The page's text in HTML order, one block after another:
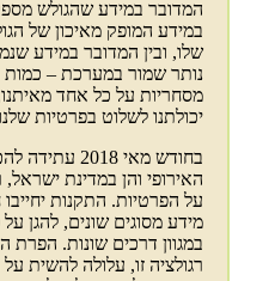
המדובר במידע שהגולש
במידע המופק מאיכון של
שלו, ובין המדובר במידע
נותר שמור במערכת – כמות
מסחריות על כל אחד
יכולתנו לשלוט בפרטיות
בחודש מאי
האירופי והן במדינת
על הפרטיות. התקנות
מידע מסוגים שונים, להגן
במגוון דרכים שונות. הפרת
רגולציה זו, עלולה להשית